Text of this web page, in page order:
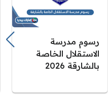
رسوم مدرسة
الاستقلال الخاصة
بالشارقة 2026